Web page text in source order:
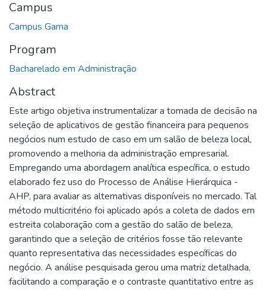
Campus
Campus Gama
Program
Bacharelado em Administração
Abstract
Este artigo objetiva instrumentalizar a tomada de decisão na
seleção de aplicativos de gestão financeira para pequenos
negócios num estudo de caso em um salão de beleza local,
promovendo a melhoria da administração empresarial.
Empregando uma abordagem analítica específica, o estudo
elaborado fez uso do Processo de Análise Hierárquica -
AHP, para avaliar as alternativas disponíveis no mercado. Tal
método multicritério foi aplicado após a coleta de dados em
estreita colaboração com a gestão do salão de beleza,
garantindo que a seleção de critérios fosse tão relevante
quanto representativa das necessidades específicas do
negócio. A análise pesquisada gerou uma matriz detalhada,
facilitando a comparação e o contraste quantitativo entre as